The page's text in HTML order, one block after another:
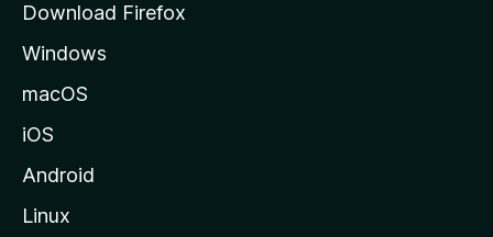
n
k
o
z
Download Firefox
Windows
macOS
iOS
Android
Linux